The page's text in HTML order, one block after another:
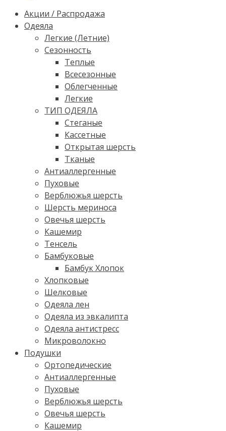
Акции / Распродажа
Одеяла
Легкие (Летние)
Сезонность
Теплые
Всесезонные
Облегченные
Легкие
ТИП ОДЕЯЛА
Стеганые
Кассетные
Открытая шерсть
Тканые
Антиаллергенные
Пуховые
Верблюжья шерсть
Шерсть мериноса
Овечья шерсть
Кашемир
Тенсель
Бамбуковые
Бамбук Хлопок
Хлопковые
Шелковые
Одеяла лен
Одеяла из эвкалипта
Одеяла антистресс
Микроволокно
Подушки
Ортопедические
Антиаллергенные
Пуховые
Верблюжья шерсть
Овечья шерсть
Кашемир